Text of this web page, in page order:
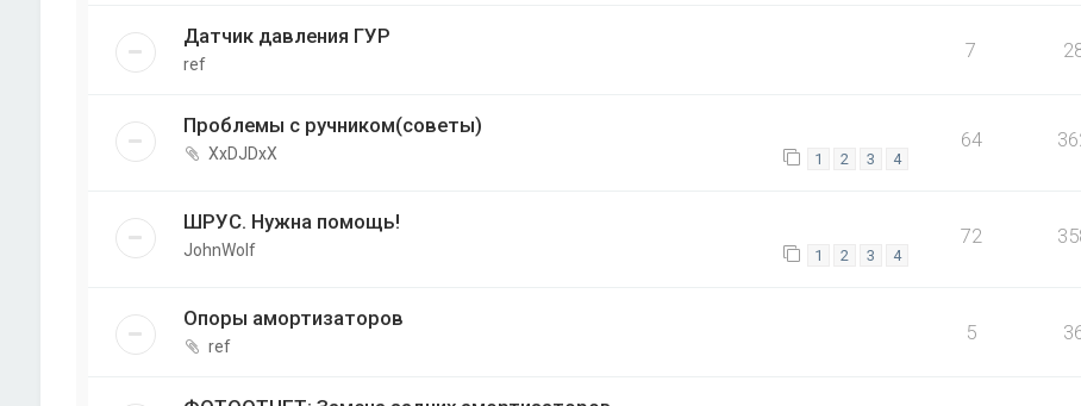
Датчик давления ГУР
ref
7
Проблемы с ручником(советы)
XxDJDxX 1 2 3 4
64
ШРУС. Нужна помощь!
JohnWolf 1 2 3 4
72
Опоры амортизаторов
ref
5